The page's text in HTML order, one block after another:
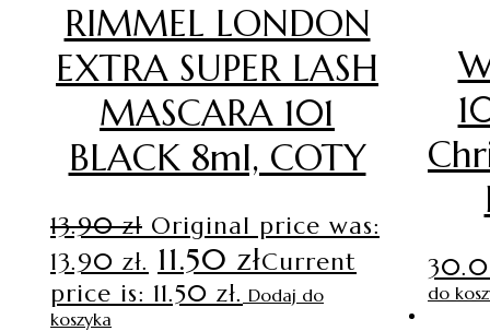
RIMMEL LONDON
EXTRA SUPER LASH
MASCARA 101
BLACK 8ml, COTY
13.90zł Original price was:
13.90 zł. 11.50 złCurrent
price is: 11.50 zł. Dodaj do
koszyka
do